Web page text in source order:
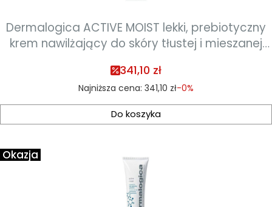
Dermalogica ACTIVE MOIST lekki, prebiotyczny
krem nawilżający do skóry tłustej i mieszanej
341,10 zł
Najniższa cena: 341,10 zł-0%
Do koszyka
Okazja